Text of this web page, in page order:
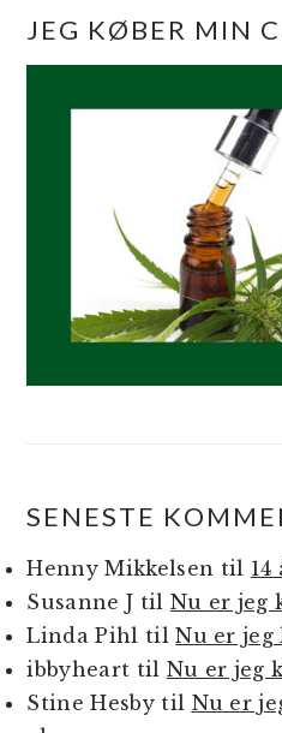
JEG KØBER MIN
SENESTE
Henny Mikkelsen til
Susanne J til Nu er jeg
Linda Pihl tilNu er jeg
ibbyheart til Nu er jeg
Stine Hesbytil Nu er